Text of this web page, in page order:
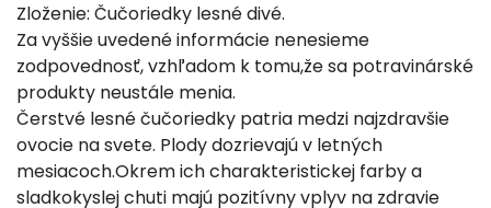
Zloženie: Čučoriedky lesné divé.
Za vyššie uvedené informácie nenesieme
zodpovednosť, vzhľadom k tomu,že sa potravinárské
produkty neustále menia.
Čerstvé lesné čučoriedky patria medzi najzdravšie
ovocie na svete. Plody dozrievajú v letných
mesiacoch.Okrem ich charakteristickej farby a
sladkokyslej chuti majú pozitívny vplyv na zdravie